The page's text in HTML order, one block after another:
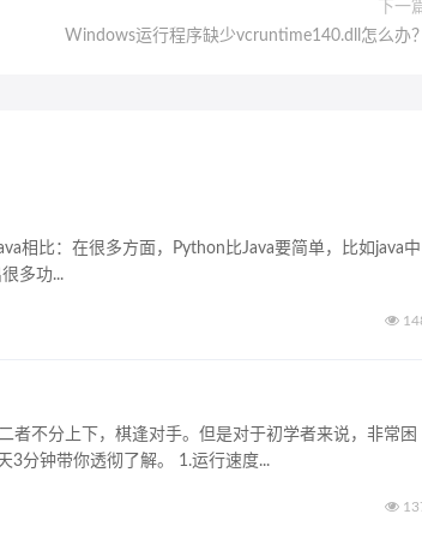
下一
Windows运行程序缺少vcruntime140.dll怎么办？
相比：在很多方面，Python比Java要简单，比如java中
多功...
者不分上下，棋逢对手。但是对于初学者来说，非常困
3分钟带你透彻了解。 1.运行速度...